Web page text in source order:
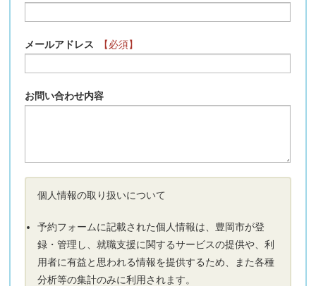
メールアドレス 【必須】
お問い合わせ内容
個人情報の取り扱いについて
予約フォームに記載された個人情報は、豊岡市が登
録・管理し、就職支援に関するサービスの提供や、利
用者に有益と思われる情報を提供するため、また各種
分析等の集計のみに利用されます。